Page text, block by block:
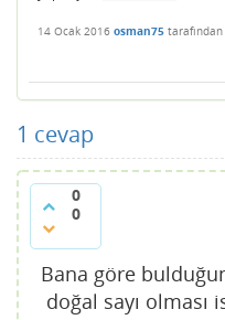
14 Ocak 2016 osman75 tarafından
1 cevap
0
0
Bana göre
doğal sayı olması